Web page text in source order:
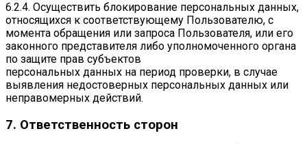
6.2.4. Осуществить блокирование персональных данных,
относящихся к соответствующему Пользователю, с
момента обращения или запроса Пользователя, или его
законного представителя либо уполномоченного органа
по защите прав субъектов
персональных данных на период проверки, в случае
выявления недостоверных персональных данных или
неправомерных действий.
7. Ответственность сторон